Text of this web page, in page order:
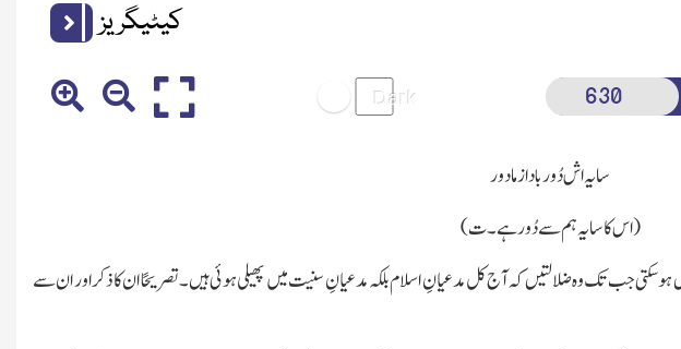
کیٹیگریز
سایہ اش دُور باد ازما دور
(اس کا سایہ ہم سے دُور ہے۔ت)
جب تك وہ ضلالتیں کہ آج کل مدعیانِ اسلام بلکہ مدعیانِ سنیت میں پھیلی ہوئی ہیں۔تصریحًا ان کا ذکر اور ان سے